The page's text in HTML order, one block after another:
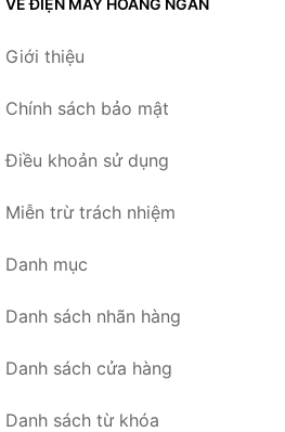
VỀ ĐIỆN MÁY HOÀNG NGÂN
Giới thiệu
Chính sách bảo mật
Điều khoản sử dụng
Miễn trừ trách nhiệm
Danh mục
Danh sách nhãn hàng
Danh sách cửa hàng
Danh sách từ khóa